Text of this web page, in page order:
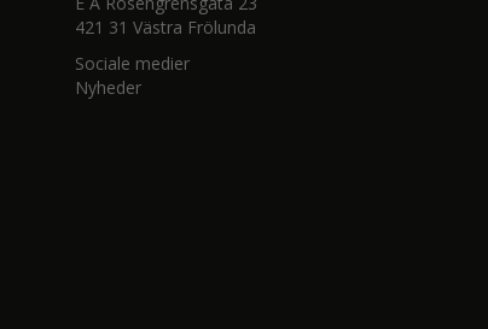
421 31 Västra Frölunda
Sociale medier
Nyheder